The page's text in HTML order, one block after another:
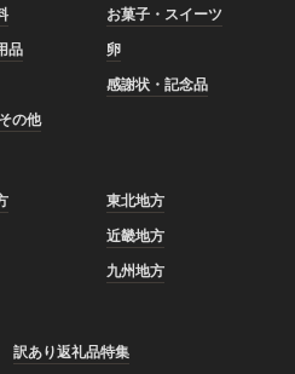
お菓子・スイーツ
品
卵
感謝状・記念品
の他
東北地方
近畿地方
九州地方
訳あり返礼品特集